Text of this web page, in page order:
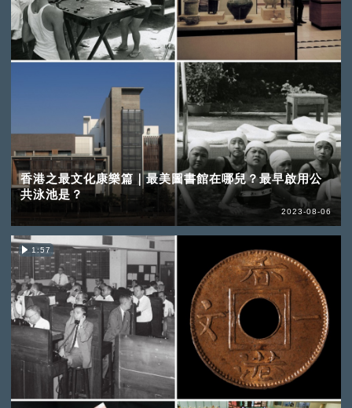
香港之最文化康樂篇｜最美圖書館在哪兒？最早啟用公
共泳池是？
2023-08-06
1:57